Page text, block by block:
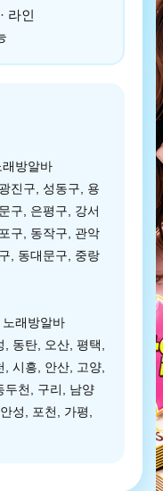
라인
방알바
진구, 성동구, 용
구, 은평구, 강서
구, 동작구, 관악
, 동대문구, 중랑
래방알바
동탄, 오산, 평택,
시흥, 안산, 고양,
두천, 구리, 남양
성, 포천, 가평,